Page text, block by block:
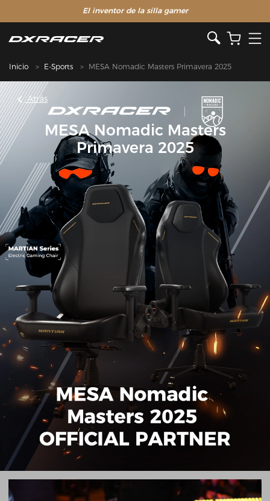
El inventor de la silla gamer
Inicio E-Sports MESA Nomadic Masters Primavera 2025
Atrás
MESA Nomadic Masters
Primavera 2025